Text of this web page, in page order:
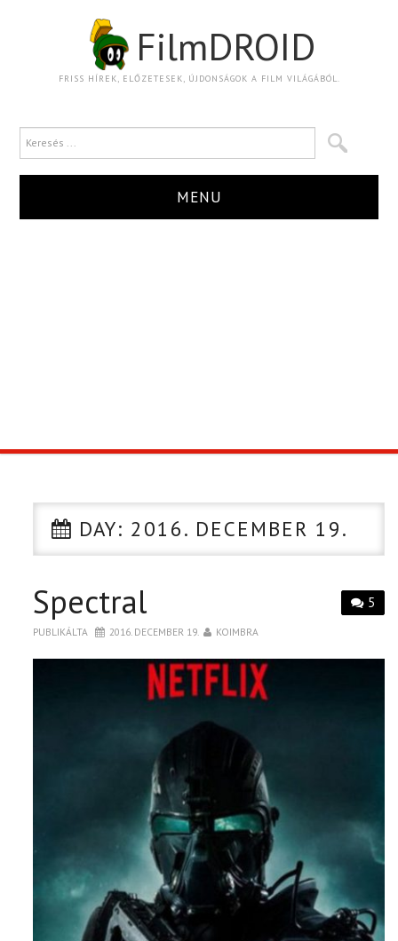
FilmDROID
FRISS HÍREK, ELŐZETESEK, ÚJDONSÁGOK A FILM VILÁGÁBÓL.
MENU
CIKK
PÓLÓ RENDELÉS
DAY: 2016. DECEMBER 19.
5
Spectral
PUBLIKÁLTA 2016. DECEMBER 19. KOIMBRA